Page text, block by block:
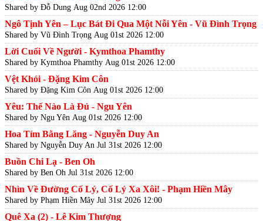
Shared by Đỗ Dung Aug 02nd 2026 12:00
Ngô Tịnh Yên – Lục Bát Đi Qua Một Nỗi Yên - Vũ Đình Trọng
Shared by Vũ Đình Trọng Aug 01st 2026 12:00
Lời Cuối Về Người - Kymthoa Phamthy
Shared by Kymthoa Phamthy Aug 01st 2026 12:00
Vệt Khói - Đặng Kim Côn
Shared by Đặng Kim Côn Aug 01st 2026 12:00
Yêu: Thế Nào Là Đủ - Ngu Yên
Shared by Ngu Yên Aug 01st 2026 12:00
Hoa Tím Bằng Lăng - Nguyễn Duy An
Shared by Nguyễn Duy An Jul 31st 2026 12:00
Buồn Chi Lạ - Ben Oh
Shared by Ben Oh Jul 31st 2026 12:00
Nhìn Về Đường Cố Lý, Cố Lý Xa Xôi! - Phạm Hiền Mây
Shared by Phạm Hiền Mây Jul 31st 2026 12:00
Quê Xa (2) - Lê Kim Thượng